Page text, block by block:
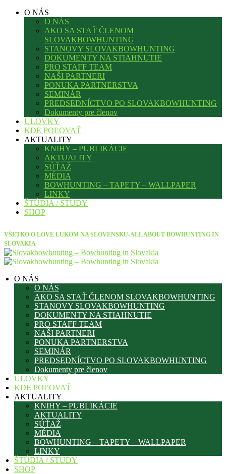
O NÁS
O NÁS
AKO SA STAŤ ČLENOM
SLOVAKBOWHUNTING
STANOVY SLOVAKBOWHUNTING
DOKUMENTY NA STIAHNUTIE
PRO STAFF TEAM
NAŠI PARTNERI
PONUKA PARTNERSTVA
SEMINÁR
PREDSEDNÍCTVO PO SLOVAKBOWHUNTING
Dokumenty pre členov
ÚLOVKY
KDE POĽOVAŤ
AKTUALITY
KNIHY – PUBLIKÁCIE
AKTUALITY
SÚŤAŽ
MÉDIA
BOWHUNTING – TAPETY – WALLPAPER
LINKY
ŠTÚDIA / STUDY
SHOP
VŠETKO O LOVE LUKOM NA SLOVENSKU-ALL ABOUT BOWHUNTING IN
SLOVAKIA
O NÁS
O NÁS
AKO SA STAŤ ČLENOM SLOVAKBOWHUNTING
STANOVY SLOVAKBOWHUNTING
DOKUMENTY NA STIAHNUTIE
PRO STAFF TEAM
NAŠI PARTNERI
PONUKA PARTNERSTVA
SEMINÁR
PREDSEDNÍCTVO PO SLOVAKBOWHUNTING
Dokumenty pre členov
ÚLOVKY
KDE POĽOVAŤ
AKTUALITY
KNIHY – PUBLIKÁCIE
AKTUALITY
SÚŤAŽ
MÉDIA
BOWHUNTING – TAPETY – WALLPAPER
LINKY
ŠTÚDIA / STUDY
SHOP